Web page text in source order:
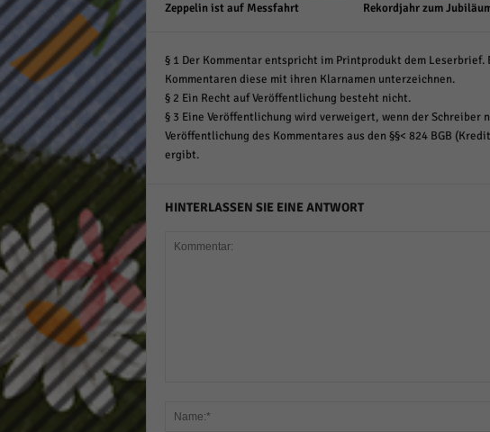
Zeppelin ist auf Messfahrt Rekordjahr zum
§ 1 Der Kommentar entspricht im Printprodukt dem
Kommentaren diese mit ihren Klarnamen unterzeichnen.
§ 2 Ein Recht auf Veröffentlichung besteht nicht.
§ 3 Eine Veröffentlichung wird verweigert, wenn der
Veröffentlichung des Kommentares aus den §§< 824 BGB
ergibt.
HINTERLASSEN SIE EINE ANTWORT